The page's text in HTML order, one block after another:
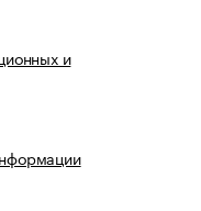
и